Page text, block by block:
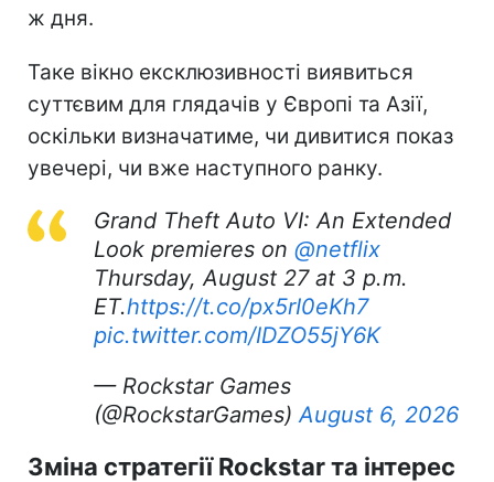
ж дня.
Таке вікно ексклюзивності виявиться
суттєвим для глядачів у Європі та Азії,
оскільки визначатиме, чи дивитися показ
увечері, чи вже наступного ранку.
Grand Theft Auto VI: An Extended
Look premieres on @netflix
Thursday, August 27 at 3 p.m.
ET.https://t.co/px5rI0eKh7
pic.twitter.com/IDZO55jY6K
— Rockstar Games
(@RockstarGames) August 6, 2026
Зміна стратегії Rockstar та інтерес